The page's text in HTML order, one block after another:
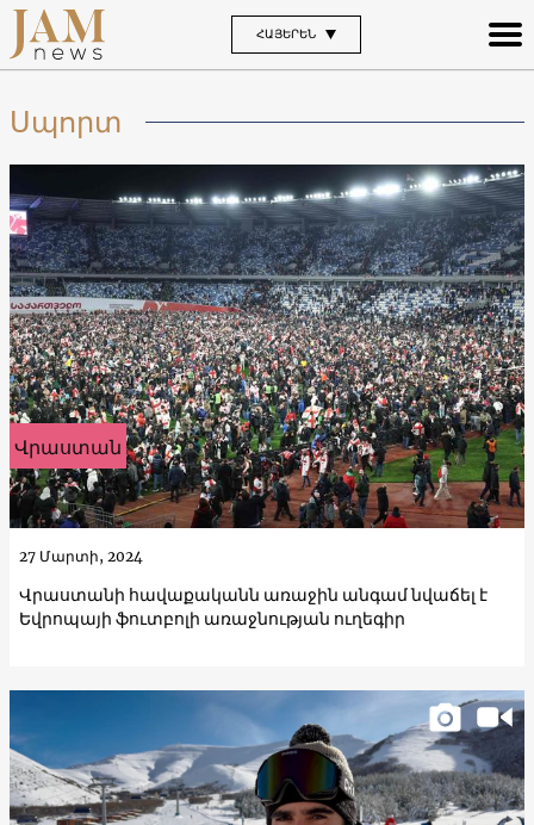
ՀԱՅԵՐԵՆ
Սպորտ
Վրաստան
Վրաստանի հավաքականն առաջին անգամ նվաճել է
Եվրոպայի ֆուտբոլի առաջնության ուղեգիր
27 Մարտի, 2024